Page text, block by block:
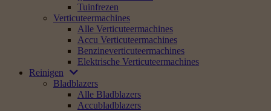
Tuinfrezen
Verticuteermachines
Alle Verticuteermachines
Accu Verticuteermachines
Benzineverticuteermachines
Elektrische Verticuteermachines
Reinigen
Bladblazers
Alle Bladblazers
Accubladblazers